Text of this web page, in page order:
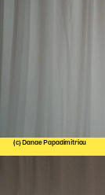
(c) Danae Papadimitriou